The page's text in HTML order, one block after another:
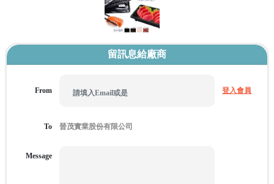
留訊息給廠商
From 登入會員
To
Message